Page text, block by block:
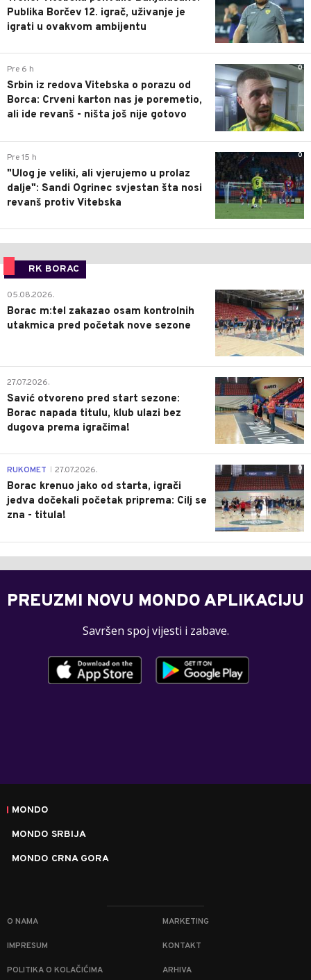
Publika Borčev 12. igrač, uživanje je
igrati u ovakvom ambijentu
0
Pre 6 h
Srbin iz redova Vitebska o porazu od
Borca: Crveni karton nas je poremetio,
ali ide revanš - ništa još nije gotovo
0
Pre 15 h
"Ulog je veliki, ali vjerujemo u prolaz
dalje": Sandi Ogrinec svjestan šta nosi
revanš protiv Vitebska
RK BORAC
0
05.08.2026.
Borac m:tel zakazao osam kontrolnih
utakmica pred početak nove sezone
0
27.07.2026.
Savić otvoreno pred start sezone:
Borac napada titulu, klub ulazi bez
dugova prema igračima!
0
RUKOMET 27.07.2026.
Borac krenuo jako od starta, igrači
jedva dočekali početak priprema: Cilj se
zna - titula!
PREUZMI NOVU MONDO APLIKACIJU
Savršen spoj vijesti i zabave.
MONDO
MONDO SRBIJA
MONDO CRNA GORA
O NAMA MARKETING
IMPRESUM KONTAKT
POLITIKA O KOLAČIĆIMA ARHIVA